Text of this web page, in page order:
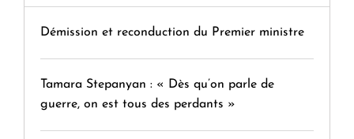
Démission et reconduction du Premier ministre
Tamara Stepanyan : « Dès qu’on parle de
guerre, on est tous des perdants »